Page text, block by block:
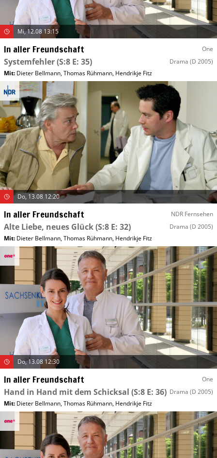
Mi, 12.08 13:15
In aller Freundschaft One
Systemfehler(S:8 E: 35) Drama (D 2005)
Mit: Dieter Bellmann,Thomas Rühmann, Hendrikje Fitz
Do, 13.08 12:20
In aller Freundschaft NDR Fernsehen
Alte Liebe, neues Glück(S:8 E: 32) Drama (D 2005)
Mit: Dieter Bellmann,Thomas Rühmann, Hendrikje Fitz
Do, 13.08 12:30
In aller Freundschaft One
Hand in Hand mit dem Schicksal (S:8 E: 36) Drama (D 2005)
Mit: Dieter Bellmann,Thomas Rühmann, Hendrikje Fitz